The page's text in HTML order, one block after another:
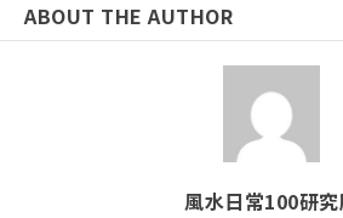
ABOUT THE AUTHOR
風水日常100研